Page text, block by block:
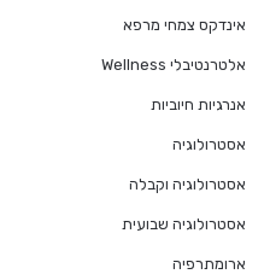
אינדקס צמחי מרפא
אלטרנטיבלי Wellness
אנרגיות חיוביות
אסטרולוגיה
אסטרולוגיה וקבלה
אסטרולוגיה שבועית
ארומתרפיה